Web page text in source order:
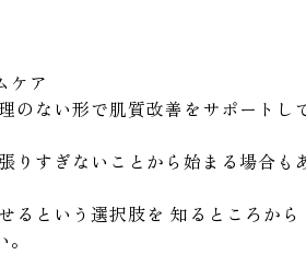
ケア
のない形で肌質改善をサポートし
りすぎないことから始まる場合も
るという選択肢を 知るところから